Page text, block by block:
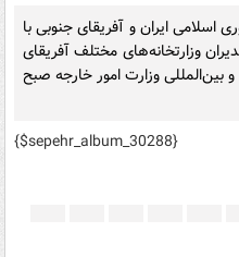
ایران و آفریقای جنوبی با
وزیر و ۳۰ نفر از مدیران وزارتخانه‌های مختلف آفریقای
وزارت امور خارجه صبح
{$sepehr_album_30288}